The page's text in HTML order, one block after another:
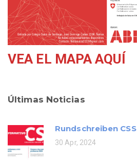
VEA EL MAPA AQUÍ
Últimas Noticias
Rundschreiben CSS
30 Apr, 2024